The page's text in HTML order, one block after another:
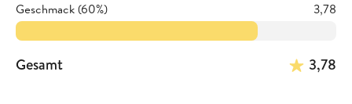
Geschmack (60%) 3,78
Gesamt 3,78